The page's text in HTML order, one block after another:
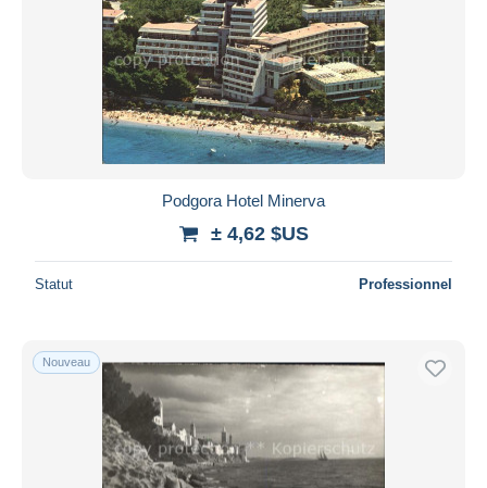
Podgora Hotel Minerva
± 4,62 $US
Statut Professionnel
Nouveau